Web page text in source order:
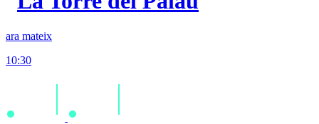
ara mateix
10:30